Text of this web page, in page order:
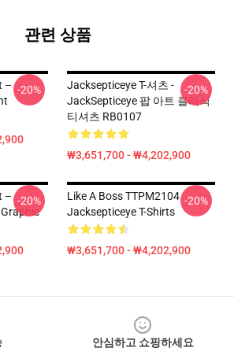
관련 상품
– -20%
Jacksepticeye T-셔츠 -
JackSepticeye 팝 아트 클래식
티셔츠 RB0107
₩3,651,700 - ₩4,202,900
-20%
– -20%
Like A Boss TTPM2104
Jacksepticeye T-Shirts
₩3,651,700 - ₩4,202,900
-20%
안심하고 쇼핑하세요